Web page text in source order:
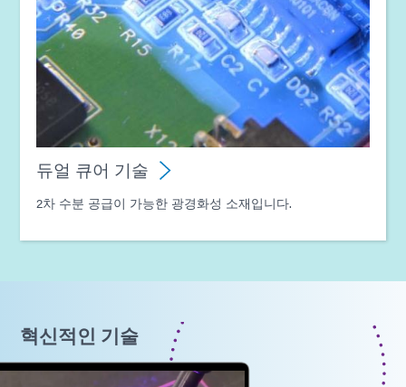
듀얼 큐어 기술
2차 수분 공급이 가능한 광경화성 소재입니다.
혁신적인 기술